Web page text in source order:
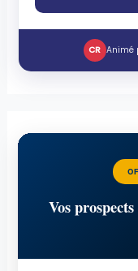
CR Animé
Vos